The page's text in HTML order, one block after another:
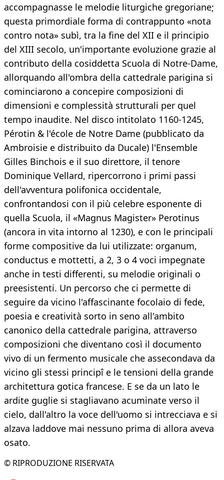
accompagnasse le melodie liturgiche gregoriane;
questa primordiale forma di contrappunto «nota
contro nota» subì, tra la fine del XII e il principio
del XIII secolo, un'importante evoluzione grazie al
contributo della cosiddetta Scuola di Notre-Dame,
allorquando all'ombra della cattedrale parigina si
cominciarono a concepire composizioni di
dimensioni e complessità strutturali per quel
tempo inaudite. Nel disco intitolato 1160-1245,
Pérotin & l'école de Notre Dame (pubblicato da
Ambroisie e distribuito da Ducale) l'Ensemble
Gilles Binchois e il suo direttore, il tenore
Dominique Vellard, ripercorrono i primi passi
dell'avventura polifonica occidentale,
confrontandosi con il più celebre esponente di
quella Scuola, il «Magnus Magister» Perotinus
(ancora in vita intorno al 1230), e con le principali
forme compositive da lui utilizzate: organum,
conductus e mottetti, a 2, 3 o 4 voci impegnate
anche in testi differenti, su melodie originali o
preesistenti. Un percorso che ci permette di
seguire da vicino l'affascinante focolaio di fede,
poesia e creatività sorto in seno all'ambito
canonico della cattedrale parigina, attraverso
composizioni che diventano così il documento
vivo di un fermento musicale che assecondava da
vicino gli stessi principî e le tensioni della grande
architettura gotica francese. E se da un lato le
ardite guglie si stagliavano acuminate verso il
cielo, dall'altro la voce dell'uomo si intrecciava e si
alzava laddove mai nessuno prima di allora aveva
osato.
© RIPRODUZIONE RISERVATA